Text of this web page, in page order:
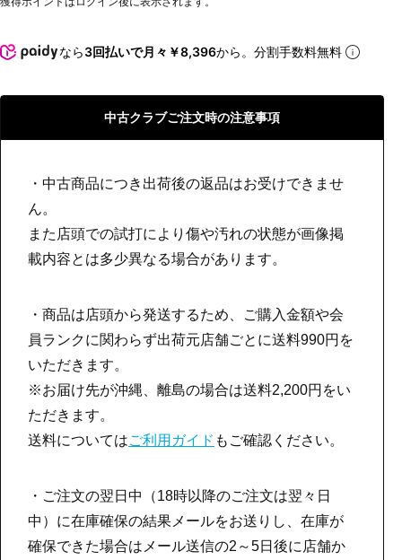
なら3回払いで月々￥8,396から。分割手数料無料
中古クラブご注文時の注意事項
・中古商品につき出荷後の返品はお受けできませ
ん。
また店頭での試打により傷や汚れの状態が画像掲
載内容とは多少異なる場合があります。
・商品は店頭から発送するため、ご購入金額や会
員ランクに関わらず出荷元店舗ごとに送料990円を
いただきます。
※お届け先が沖縄、離島の場合は送料2,200円をい
ただきます。
送料についてはご利用ガイド もご確認ください。
・ご注文の翌日中（18時以降のご注文は翌々日
中）に在庫確保の結果メールをお送りし、在庫が
確保できた場合はメール送信の2～5日後に店舗か